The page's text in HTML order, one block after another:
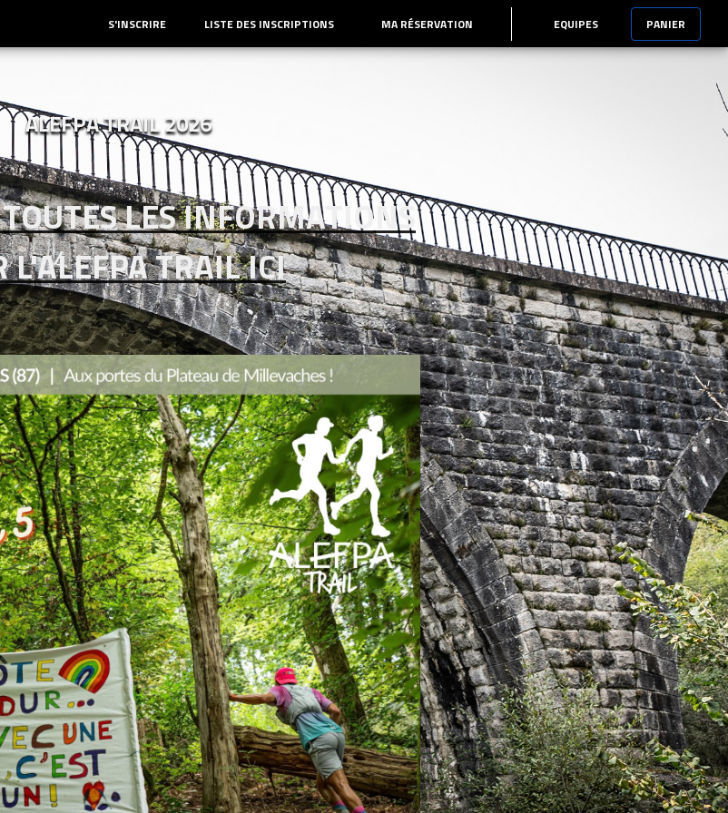
S'INSCRIRE LISTE DES INSCRIPTIONS MA RÉSERVATION EQUIPES PANIER
ALEFPA TRAIL 2026
LES INFORMATIONS
L'ALEFPA TRAILICI